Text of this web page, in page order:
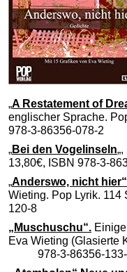
„A Restatement of
englischer Sprache.
978-3-86356-078-2
„Bei den Vogelinseln
13,80€, ISBN 978-3-
„Anderswo, nicht hier“
Wieting. Pop Lyrik. 114
120-8
„Muschuschu“.
Eva Wieting (Glasierte
978-3-86356-